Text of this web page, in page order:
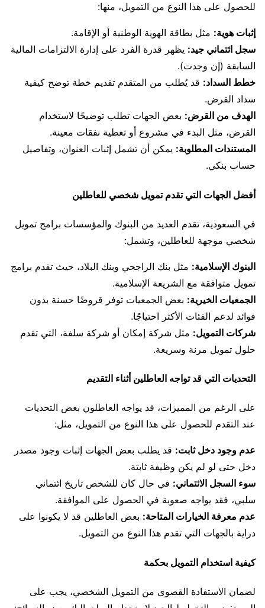
للحصول على هذا النوع من التمويل، منها:
إثبات هوية: مثل بطاقة الهوية الوطنية أو الإقامة.
سجل ائتماني جيد: يظهر قدرة الفرد على إدارة الالتزامات المالية
السابقة (إن وجدت).
خطط السداد: قد يُطلب من المتقدم تقديم خطة توضح كيفية
سداد القرض.
الهدف من القرض: بعض الجهات تطلب توضيحًا لاستخدام
القرض، مثل البدء في مشروع أو تغطية نفقات معينة.
المستندات المطلوبة: يمكن أن تشمل إثبات العنوان، وتفاصيل
حساب بنكي.
أفضل الجهات التي تقدم تمويل شخصي للعاطلين
في السعودية، تقدم العديد من البنوك والمؤسسات برامج تمويل
شخصي موجهة للعاطلين، وتشمل:
البنوك الإسلامية: مثل بنك الراجحي وبنك البلاد، حيث تقدم برامج
تمويل متوافقة مع الشريعة الإسلامية.
الجمعيات الخيرية: بعض الجمعيات توفر قروضًا حسنة بدون
فوائد لدعم الفئات الأكثر احتياجًا.
شركات التمويل: مثل شركة إمكان أو شركة سلفة، التي تقدم
حلول تمويل مرنة وسريعة.
التحديات التي قد تواجه العاطلين أثناء التقديم
على الرغم من المميزات، قد يواجه العاطلون بعض التحديات
عند التقدم للحصول على هذا النوع من التمويل، مثل:
عدم وجود دخل ثابت: قد يطلب بعض الجهات إثبات وجود مصدر
دخل حتى لو لم يكن وظيفة ثابتة.
سوء السجل الائتماني: في حال كان للشخص تاريخ ائتماني
سلبي، فقد يواجه صعوبة في الحصول على الموافقة.
عدم معرفة الخيارات المتاحة: بعض العاطلين قد لا يكونوا على
دراية بالجهات التي تقدم هذا النوع من التمويل.
كيفية استخدام التمويل بحكمة
لضمان الاستفادة القصوى من التمويل الشخصي، يجب على